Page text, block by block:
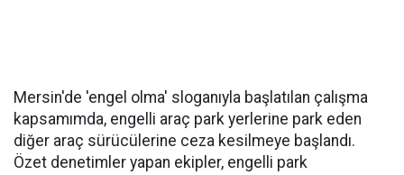
Mersin'de 'engel olma' sloganıyla başlatılan çalışma
kapsamımda, engelli araç park yerlerine park eden
diğer araç sürücülerine ceza kesilmeye başlandı.
Özet denetimler yapan ekipler, engelli park